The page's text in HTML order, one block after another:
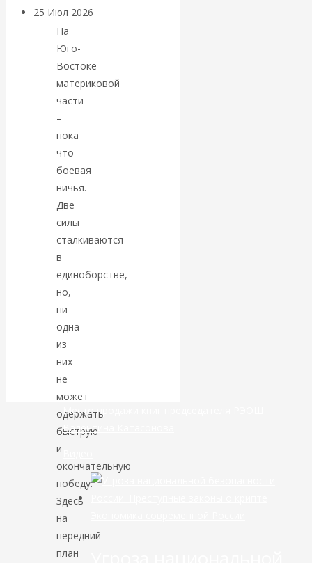
25 Июл 2026
интервью и беседы
«Об этом
молчат»:
экономист
Валентин
Катасонов
считает, что
кризис в
банковской
сфере России
уже начался
На
Юго-
Востоке
материковой
части
–
пока
что
боевая
ничья.
Две
силы
сталкиваются
в
единоборстве,
но,
ни
одна
из
них
не
может
одержать
быструю
и
окончательную
победу.
Здесь
на
передний
план
Место продажи книг председателя РЭОШ
Валентина Катасонова